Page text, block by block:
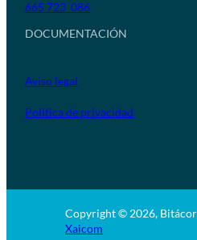
665 723 086
DOCUMENTACIÓN
Aviso legal
Política de privacidad
Copyright © 2026,
Xaicom